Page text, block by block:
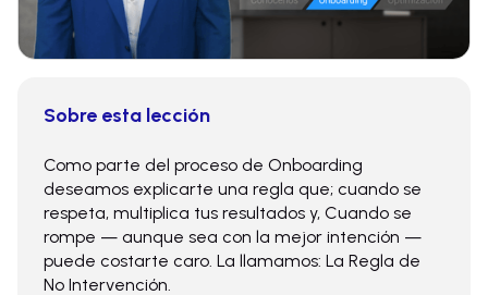
Sobre esta lección
Como parte del proceso de Onboarding
deseamos explicarte una regla que; cuando se
respeta, multiplica tus resultados y, Cuando se
rompe — aunque sea con la mejor intención —
puede costarte caro. La llamamos: La Regla de
No Intervención.